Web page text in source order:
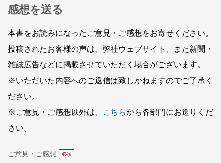
感想を送る
本書をお読みになったご意見・ご感想をお寄せください。
投稿されたお客様の声は、弊社ウェブサイト、また新聞・
雑誌広告などに掲載させていただく場合がございます。
※いただいた内容へのご返信は致しかねますのでご了承く
ださい。
※ご意見・ご感想以外は、
こちらから各部門にお送りくだ
さい。
ご意見・ご感想